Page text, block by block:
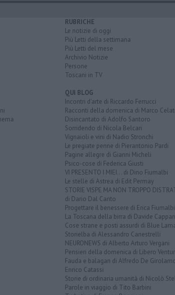
RUBRICHE
Le notizie di oggi
Più Letti della settimana
Più Letti del mese
Archivio Notizie
Persone
Toscani in TV
QUI BLOG
Incontri d'arte di Riccardo Ferrucci
Racconti della domenica di Marco Celati
Disincantato di Adolfo Santoro
Sorridendo di Nicola Belcari
Vignaioli e vini di Nadio Stronchi
Le pregiate penne di Pierantonio Pardi
Pagine allegre di Gianni Micheli
Psico-cose di Federica Giusti
VI PRESENTO I MIEI... di Dino Fiumalbi
Le stelle di Astrea di Edit Permay
STORIE VISPE MA NON TROPPO
di Dario Dal Canto
Progettare il benessere di Erica Fiumalbi
La Toscana della birra di Davide
Cose strane e posti assurdi di Blue
Storielba di Alessandro Canestrelli
NEURONEWS di Alberto Arturo Vergani
Pensieri della domenica di Libero
Fauda e balagan di Alfredo De
Enrico Catassi
Storie di ordinaria umanità di Nicolò
Parole in viaggio di Tito Barbini